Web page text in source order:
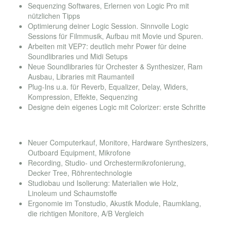
Sequenzing Softwares, Erlernen von Logic Pro mit
nützlichen Tipps
Optimierung deiner Logic Session. Sinnvolle Logic
Sessions für Filmmusik, Aufbau mit Movie und Spuren.
Arbeiten mit VEP7: deutlich mehr Power für deine
Soundlibraries und Midi Setups
Neue Soundlibraries für Orchester & Synthesizer, Ram
Ausbau, Libraries mit Raumanteil
Plug-Ins u.a. für Reverb, Equalizer, Delay, Widers,
Kompression, Effekte, Sequenzing
Designe dein eigenes Logic mit Colorizer: erste Schritte
Neuer Computerkauf, Monitore, Hardware Synthesizers,
Outboard Equipment, Mikrofone
Recording, Studio- und Orchestermikrofonierung,
Decker Tree, Röhrentechnologie
Studiobau und Isolierung: Materialien wie Holz,
Linoleum und Schaumstoffe
Ergonomie im Tonstudio, Akustik Module, Raumklang,
die richtigen Monitore, A/B Vergleich